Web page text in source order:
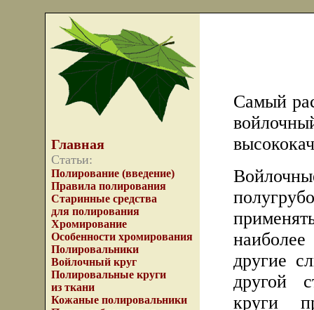
Главная
Статьи:
Полирование (введение)
Правила полирования
Старинные средства
для полирования
Хромирование
Особенности хромирования
Полировальники
Войлочный круг
Полировальные круги
из ткани
Кожаные полировальники
Самый
другие
другой
круги